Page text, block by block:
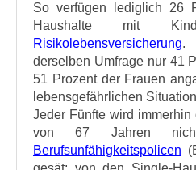
So verfügen lediglich 26
Haushalte mit
Risikolebensversicherung.
derselben Umfrage nur 41
51 Prozent der Frauen
lebensgefährlichen
Jeder Fünfte wird
von 67 Jahren
Berufsunfähigkeitspolicen